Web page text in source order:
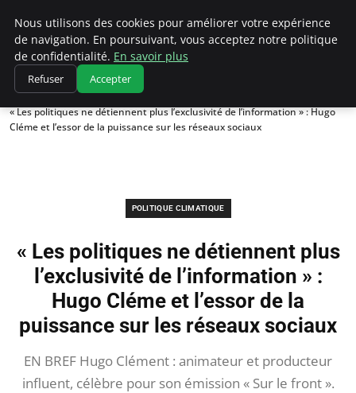
Climatedebtagents
Accueil
Politique climatique
« Les politiques ne détiennent plus l’exclusivité de l’information » : Hugo
Cléme et l’essor de la puissance sur les réseaux sociaux
POLITIQUE CLIMATIQUE
« Les politiques ne détiennent plus
l’exclusivité de l’information » :
Hugo Cléme et l’essor de la
puissance sur les réseaux sociaux
EN BREF Hugo Clément : animateur et producteur
influent, célèbre pour son émission « Sur le front ».
Nous utilisons des cookies pour améliorer votre expérience
de navigation. En poursuivant, vous acceptez notre politique
de confidentialité. En savoir plus
Refuser Accepter